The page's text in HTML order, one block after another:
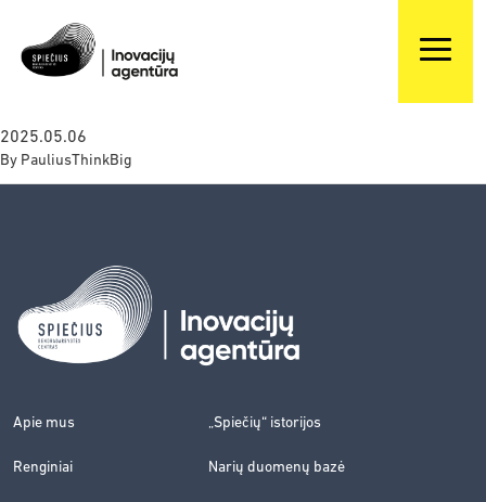
2025.05.06
By PauliusThinkBig
Apie mus „Spiečių“ istorijos
Renginiai Narių duomenų bazė